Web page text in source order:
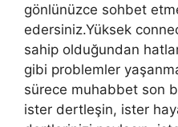
gönlünüzce sohbet
edersiniz.Yüksek
sahip olduğundan
gibi problemler
sürece muhabbet son
ister dertleşin, ister